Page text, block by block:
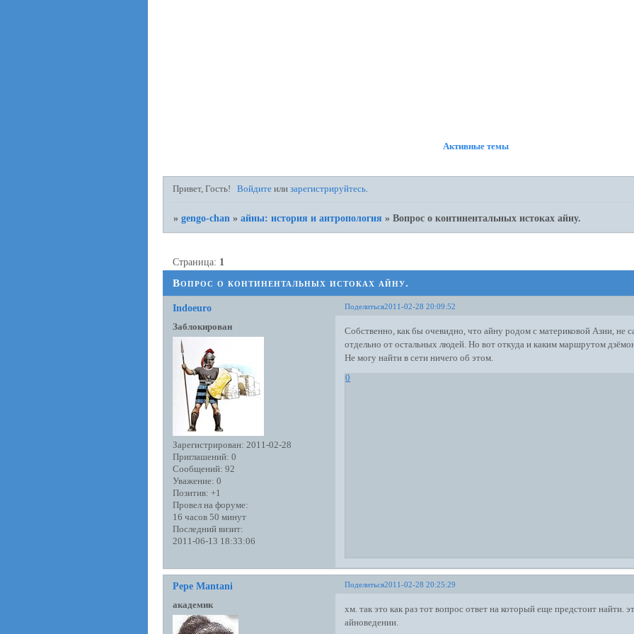
Активные темы
Привет, Гость! Войдите илизарегистрируйтесь.
»gengo-chan »айны: история и антропология »Вопрос о континентальных истоках айну.
Вопрос о континентальных истоках айну.
Страница: 1
Поделиться2011-02-28 20:09:52
Indoeuro
Заблокирован
Зарегистрирован: 2011-02-28
Приглашений: 0
Сообщений: 92
Уважение: 0
Позитив: +1
Провел на форуме:
16 часов 50 минут
Последний визит:
2011-06-13 18:33:06
Собственно, как бы очевидно, что айну родом с материковой Азии, не
отдельно от остальных людей. Но вот откуда и каким маршрутом
Не могу найти в сети ничего об этом.
0
Поделиться2011-02-28 20:25:29
Pepe Mantani
академик
хм. так это как раз тот вопрос ответ на который еще предстоит найти.
айноведении.